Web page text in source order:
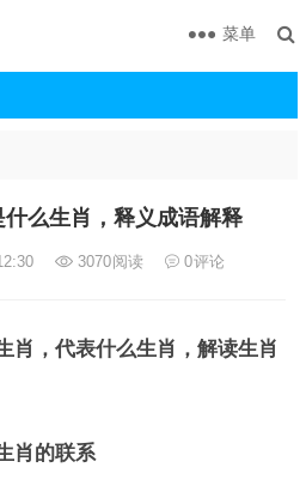
菜单
么生肖，释义成语解释
3070阅读 0评论
肖，代表什么生肖，解读生肖
肖的联系